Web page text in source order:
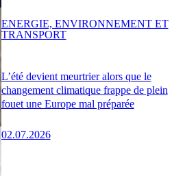
L’été devient meurtrier alors que le
changement climatique frappe de plein
fouet une Europe mal préparée
02.07.2026
ENERGIE, ENVIRONNEMENT ET
TRANSPORT